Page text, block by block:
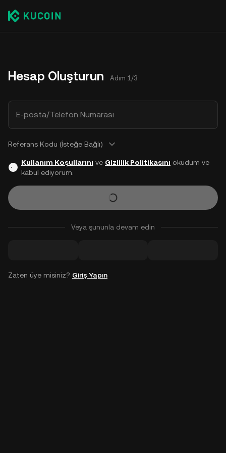
Hesap Oluşturun Adım 1/3
E-posta/Telefon Numarası
Referans Kodu (İsteğe Bağlı)
Kullanım Koşullarını ve Gizlilik Politikasını okudum ve
kabul ediyorum.
Veya şununla devam edin
Zaten üye misiniz? Giriş Yapın